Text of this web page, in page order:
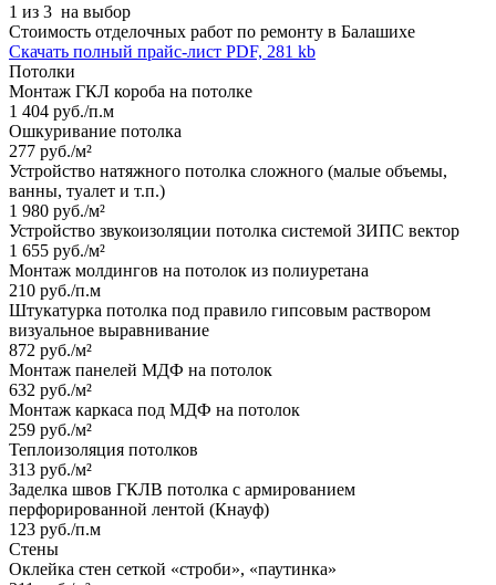
1 из 3 на выбор
Стоимость отделочных работ по ремонту в Балашихе
Скачать полный прайс-лист PDF, 281 kb
Потолки
Монтаж ГКЛ короба на потолке
1 404 руб./п.м
Ошкуривание потолка
277 руб./м²
Устройство натяжного потолка сложного (малые объемы,
ванны, туалет и т.п.)
1 980 руб./м²
Устройство звукоизоляции потолка системой ЗИПС вектор
1 655 руб./м²
Монтаж молдингов на потолок из полиуретана
210 руб./п.м
Штукатурка потолка под правило гипсовым раствором
визуальное выравнивание
872 руб./м²
Монтаж панелей МДФ на потолок
632 руб./м²
Монтаж каркаса под МДФ на потолок
259 руб./м²
Теплоизоляция потолков
313 руб./м²
Заделка швов ГКЛВ потолка с армированием
перфорированной лентой (Кнауф)
123 руб./п.м
Стены
Оклейка стен сеткой «строби», «паутинка»